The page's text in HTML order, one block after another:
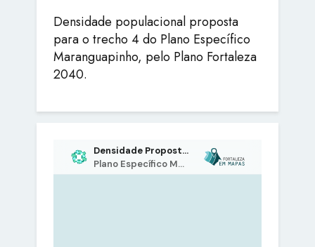
Densidade populacional proposta
para o trecho 4 do Plano Específico
Maranguapinho, pelo Plano Fortaleza
2040.